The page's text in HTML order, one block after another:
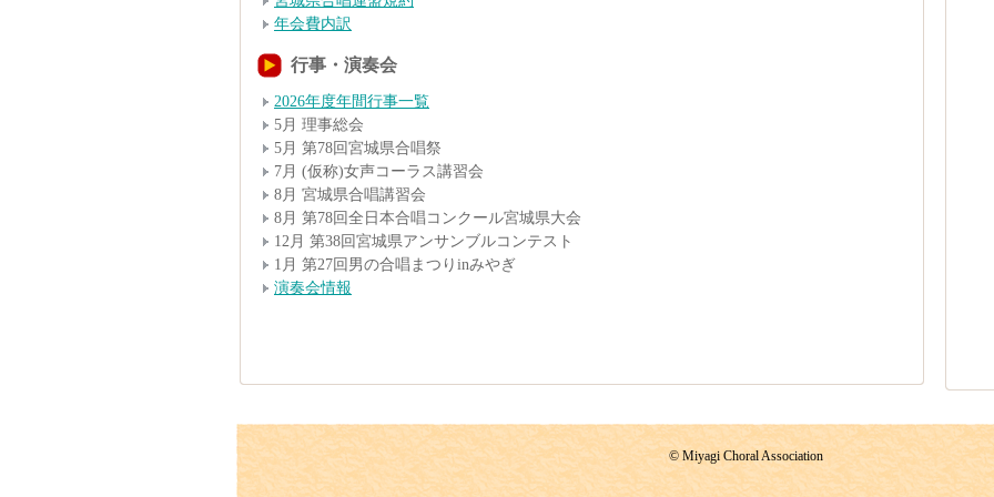
年会費内訳
行事・演奏会
2026年度年間行事一覧
5月 理事総会
5月 第78回宮城県合唱祭
7月 (仮称)女声コーラス講習会
8月 宮城県合唱講習会
8月 第78回全日本合唱コンクール宮城県大会
12月 第38回宮城県アンサンブルコンテスト
1月 第27回男の合唱まつりinみやぎ
演奏会情報
© Miyagi Choral Association